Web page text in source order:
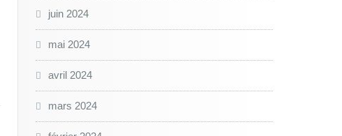
juin 2024
mai 2024
avril 2024
mars 2024